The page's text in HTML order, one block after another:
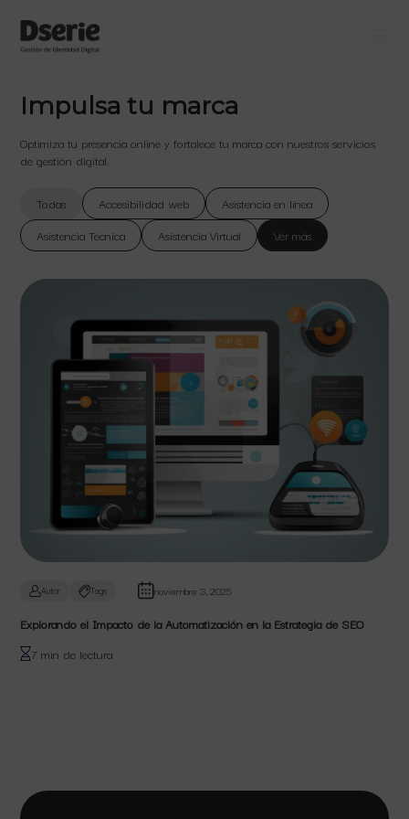
Impulsa tu marca
Optimiza tu presencia online y fortalece tu marca con nuestros servicios
de gestión digital.
Todas Accesibilidad web
Asistencia en línea
Asistencia Técnica
Asistencia Virtual Ver más
Autor Tags noviembre 3, 2025
Explorando el Impacto de la Automatización en la Estrategia de SEO
7 min de lectura